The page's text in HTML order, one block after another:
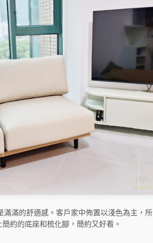
滿滿的舒適感。客戶家中佈置以淺色為主，
約的底座和梳化腳，簡約又好看。